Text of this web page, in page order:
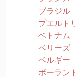
ブラジル
プエルト
ベトナム
ベリーズ
ベルギー
ポーラン